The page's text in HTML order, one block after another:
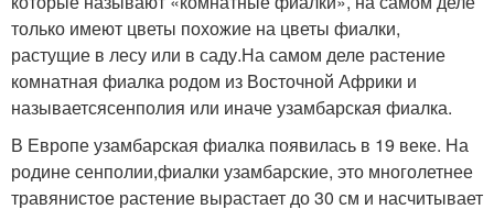
только имеют цветы похожие на цветы фиалки,
растущие в лесу или в саду.На самом деле растение
комнатная фиалка родом из Восточной Африки и
называетсясенполия или иначе узамбарская фиалка.
В Европе узамбарская фиалка появилась в 19 веке. На
родине сенполии,фиалки узамбарские, это многолетнее
травянистое растение вырастает до 30 см и насчитывает